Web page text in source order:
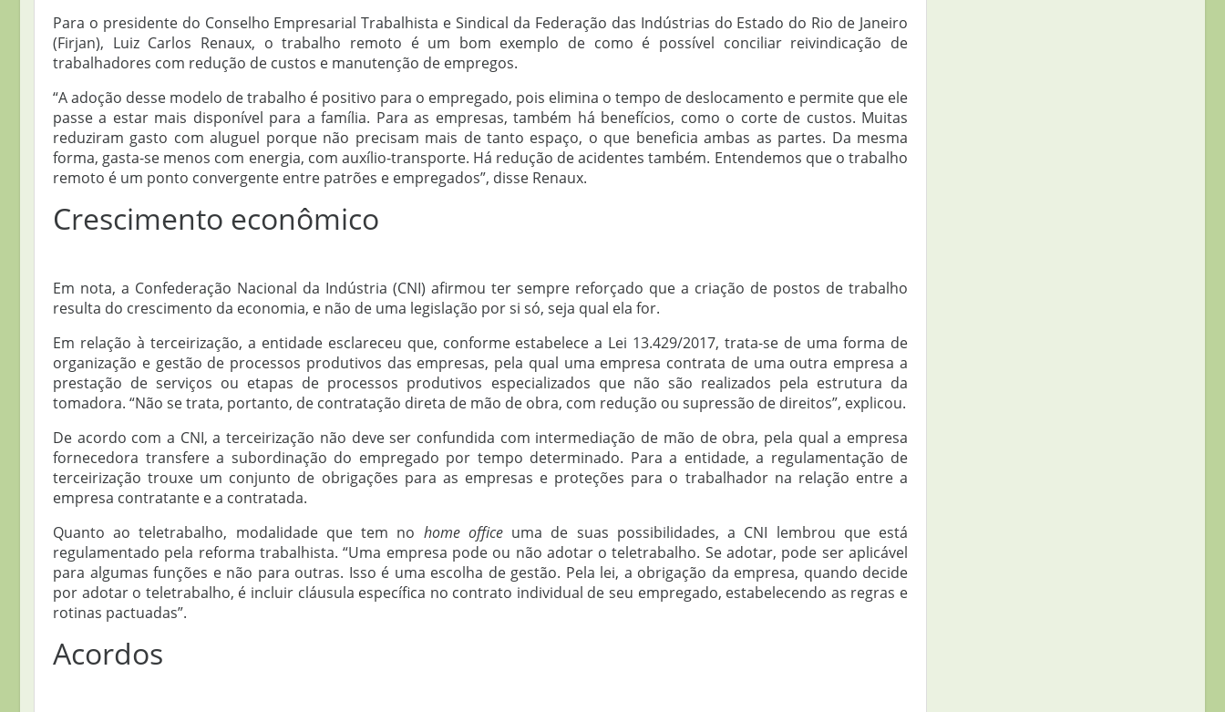
Para o presidente do Conselho Empresarial Trabalhista e Sindical da Federação das Indústrias do Estado do Rio de Janeiro
(Firjan), Luiz Carlos Renaux, o trabalho remoto é um bom exemplo de como é possível conciliar reivindicação de
trabalhadores com redução de custos e manutenção de empregos.
“A adoção desse modelo de trabalho é positivo para o empregado, pois elimina o tempo de deslocamento e permite que ele
passe a estar mais disponível para a família. Para as empresas, também há benefícios, como o corte de custos. Muitas
reduziram gasto com aluguel porque não precisam mais de tanto espaço, o que beneficia ambas as partes. Da mesma
forma, gasta-se menos com energia, com auxílio-transporte. Há redução de acidentes também. Entendemos que o trabalho
remoto é um ponto convergente entre patrões e empregados”, disse Renaux.
Crescimento econômico
Em nota, a Confederação Nacional da Indústria (CNI) afirmou ter sempre reforçado que a criação de postos de trabalho
resulta do crescimento da economia, e não de uma legislação por si só, seja qual ela for.
Em relação à terceirização, a entidade esclareceu que, conforme estabelece a Lei 13.429/2017, trata-se de uma forma de
organização e gestão de processos produtivos das empresas, pela qual uma empresa contrata de uma outra empresa a
prestação de serviços ou etapas de processos produtivos especializados que não são realizados pela estrutura da
tomadora. “Não se trata, portanto, de contratação direta de mão de obra, com redução ou supressão de direitos”, explicou.
De acordo com a CNI, a terceirização não deve ser confundida com intermediação de mão de obra, pela qual a empresa
fornecedora transfere a subordinação do empregado por tempo determinado. Para a entidade, a regulamentação de
terceirização trouxe um conjunto de obrigações para as empresas e proteções para o trabalhador na relação entre a
empresa contratante e a contratada.
Quanto ao teletrabalho, modalidade que tem no home officeuma de suas possibilidades, a CNI lembrou que está
regulamentado pela reforma trabalhista. “Uma empresa pode ou não adotar o teletrabalho. Se adotar, pode ser aplicável
para algumas funções e não para outras. Isso é uma escolha de gestão. Pela lei, a obrigação da empresa, quando decide
por adotar o teletrabalho, é incluir cláusula específica no contrato individual de seu empregado, estabelecendo as regras e
rotinas pactuadas”.
Acordos